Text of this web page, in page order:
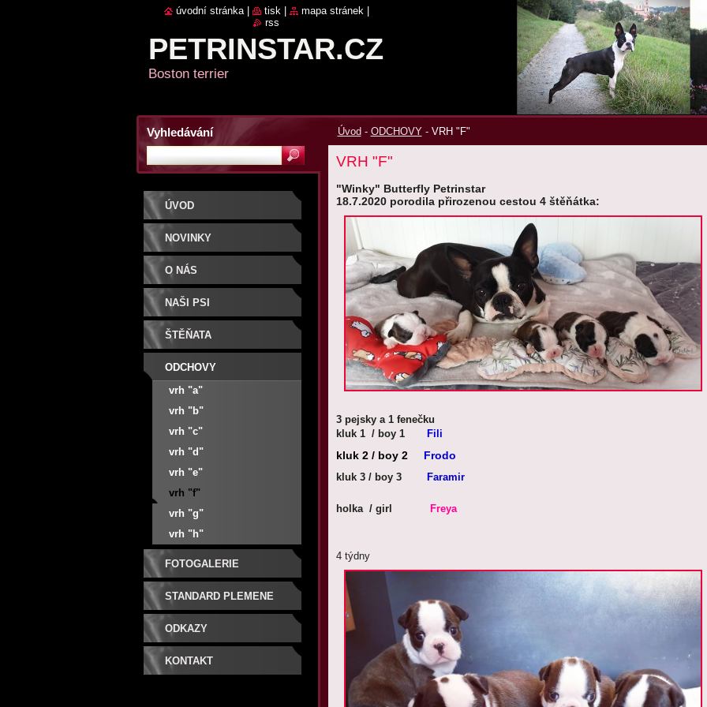
PETRINSTAR.CZ
Boston terrier
Úvod - ODCHOVY - VRH "F"
VRH "F"
"Winky" Butterfly Petrinstar
18.7.2020 porodila přirozenou cestou 4 štěňátka:
3 pejsky a 1 fenečku
kluk 1 / boy 1
Fili
kluk 2 / boy 2 Frodo
kluk 3 / boy 3 Faramir
holka / girl Freya
4 týdny
ÚVOD
NOVINKY
O NÁS
NAŠI PSI
ŠTĚŇATA
ODCHOVY
vrh "a"
vrh "b"
vrh "c"
vrh "d"
vrh "e"
vrh "f"
vrh "g"
vrh "h"
FOTOGALERIE
STANDARD PLEMENE
ODKAZY
KONTAKT
Vyhledávání
úvodní stránka tisk mapa stránek
rss